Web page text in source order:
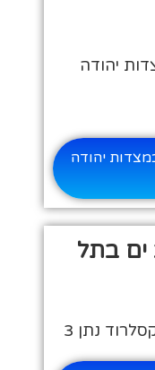
יהודה
יהודה
ים בתל
נתן 3